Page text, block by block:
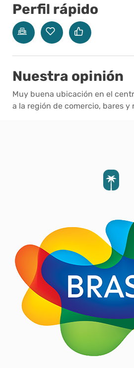
Perfil rápido
Nuestra opinión
Muy buena ubicación en el
a la región de comercio, bares y